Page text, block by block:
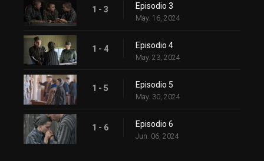
1 - 3 Episodio 3
May. 16, 2024
1 - 4 Episodio 4
May. 23, 2024
1 - 5 Episodio 5
May. 30, 2024
1 - 6 Episodio 6
Jun. 06, 2024